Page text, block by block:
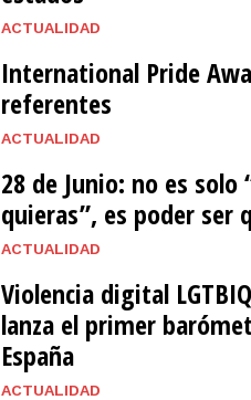
ACTUALIDAD
International Pride
referentes
ACTUALIDAD
28 de Junio: no es solo
quieras”, es poder ser
ACTUALIDAD
Violencia digital
lanza el primer
España
ACTUALIDAD